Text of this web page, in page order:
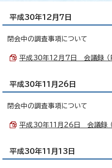
平成30年12月7日
閉会中の調査事項について
平成30年12月7日 会議録 （
平成30年11月26日
閉会中の調査事項について
平成30年11月26日 会議録
平成30年11月13日